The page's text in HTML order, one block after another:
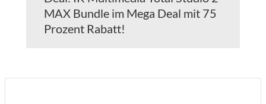
MAX Bundle im Mega Deal mit 75
Prozent Rabatt!